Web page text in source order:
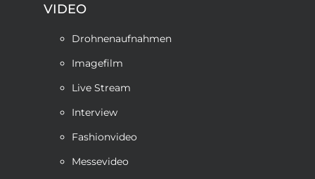
VIDEO
Drohnenaufnahmen
Imagefilm
Live Stream
Interview
Fashionvideo
Messevideo